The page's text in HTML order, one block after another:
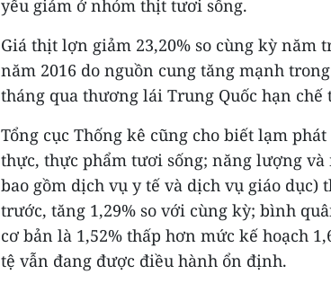
yếu giảm ở nhóm thịt tươi sống.
Giá thịt lợn giảm 23,20% so cùng kỳ năm
năm 2016 do nguồn cung tăng mạnh
tháng qua thương lái Trung Quốc hạn chế
Tổng cục Thống kê cũng cho biết lạm
thực, thực phẩm tươi sống; năng lượng
bao gồm dịch vụ y tế và dịch vụ giáo dục)
trước, tăng 1,29% so với cùng kỳ; bình
cơ bản là 1,52% thấp hơn mức kế hoạch
tệ vẫn đang được điều hành ổn định.